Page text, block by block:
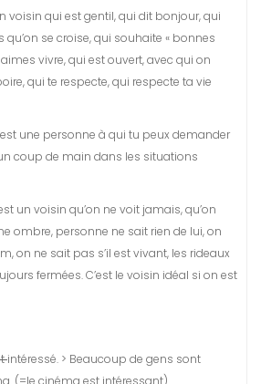
voisin qui est gentil, qui dit bonjour, qui
se croise, qui souhaite « bonnes
vivre, qui est ouvert, avec qui on
qui te respecte, qui respecte ta vie
une personne à qui tu peux demander
coup de main dans les situations
un voisin qu’on ne voit jamais, qu’on
ombre, personne ne sait rien de lui, on
on ne sait pas s’il est vivant, les rideaux
fermées. C’est le voisin idéal si on est
intéressé. > Beaucoup de gens sont